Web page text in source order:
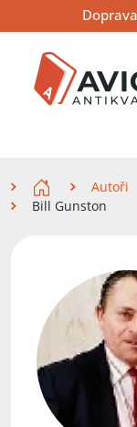
na
obsah
na
navigaci
na
vyhledávání
Autoři
Bill Gunston